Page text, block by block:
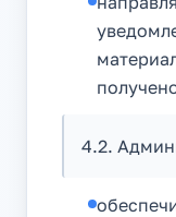
4.2.